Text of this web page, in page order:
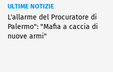
ULTIME NOTIZIE
L'allarme del Procuratore di
Palermo": "Mafia a caccia di
nuove armi"